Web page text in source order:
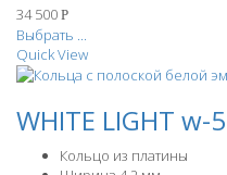
34 500 Р
Выбрать ...
Quick View
WHITE LIGHT w-5
Кольцо из платины